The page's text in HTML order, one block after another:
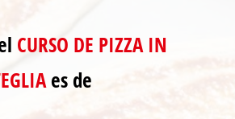
CURSO DE PIZZA IN
es de